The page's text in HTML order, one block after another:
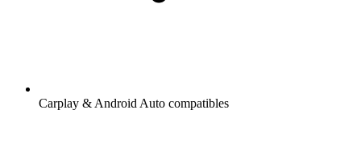
Carplay & Android Auto compatibles